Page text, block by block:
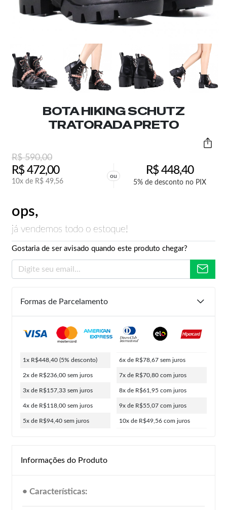
BOTA HIKING SCHUTZ
TRATORADA PRETO
R$590,00
R$472,00
10x de R$ 49,56
ou R$448,40
5% de desconto no PIX
ops,
já vendemos todo o estoque!
Gostaria de ser avisado quando este produto chegar?
Formas de Parcelamento
1x R$448,40 (5% desconto)
2x de R$236,00 sem juros
3x de R$157,33 sem juros
4x de R$118,00 sem juros
5x de R$94,40 sem juros
6x de R$78,67 sem juros
7x de R$70,80 com juros
8x de R$61,95 com juros
9x de R$55,07 com juros
10x de R$49,56 com juros
Informações do Produto
• Características: